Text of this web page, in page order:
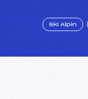
Ski Alpin